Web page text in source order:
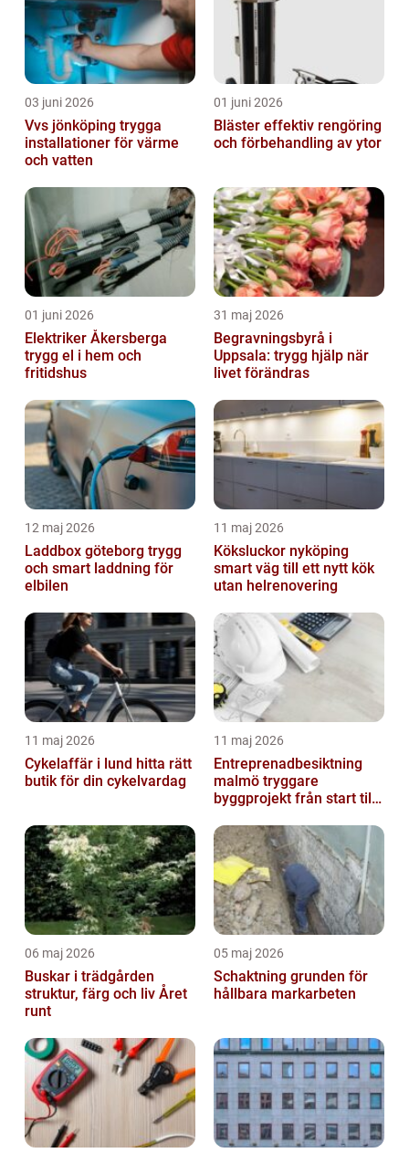
03 juni 2026
Vvs jönköping trygga
installationer för värme
och vatten
01 juni 2026
Bläster effektiv rengöring
och förbehandling av ytor
01 juni 2026
Elektriker Åkersberga
trygg el i hem och
fritidshus
31 maj 2026
Begravningsbyrå i
Uppsala: trygg hjälp när
livet förändras
12 maj 2026
Laddbox göteborg trygg
och smart laddning för
elbilen
11 maj 2026
Köksluckor nyköping
smart väg till ett nytt kök
utan helrenovering
11 maj 2026
Cykelaffär i lund hitta rätt
butik för din cykelvardag
11 maj 2026
Entreprenadbesiktning
malmö tryggare
byggprojekt från start till
06 maj 2026
Buskar i trädgården
struktur, färg och liv Året
runt
05 maj 2026
Schaktning grunden för
hållbara markarbeten